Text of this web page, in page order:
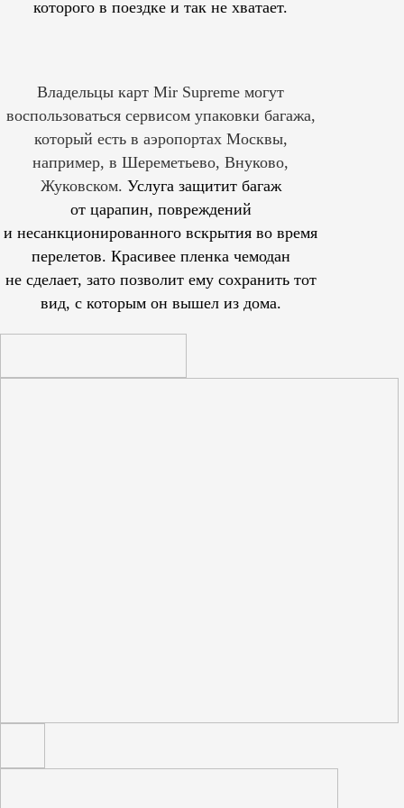
которого в поездке и так не хватает.
Владельцы карт Mir Supreme могут
воспользоваться сервисом упаковки багажа,
который есть в аэропортах Москвы,
например, в Шереметьево, Внуково,
Жуковском. Услуга защитит багаж
от царапин, повреждений
и несанкционированного вскрытия во время
перелетов. Красивее пленка чемодан
не сделает, зато позволит ему сохранить тот
вид, с которым он вышел из дома.